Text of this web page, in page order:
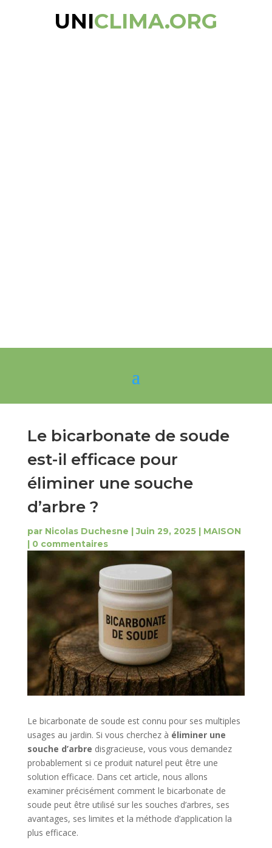
UNICLIMA.ORG
Le bicarbonate de soude
est-il efficace pour
éliminer une souche
d’arbre ?
par Nicolas Duchesne |Juin 29, 2025| MAISON
| 0 commentaires
Le bicarbonate de soude est connu pour ses multiples
usages au jardin. Si vous cherchez à éliminer une
souche d’arbre disgracieuse, vous vous demandez
probablement si ce produit naturel peut être une
solution efficace. Dans cet article, nous allons
examiner précisément comment le bicarbonate de
soude peut être utilisé sur les souches d’arbres, ses
avantages, ses limites et la méthode d’application la
plus efficace.